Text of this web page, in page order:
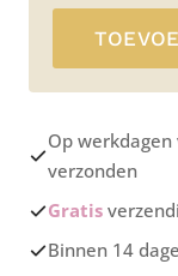
Op
verzonden
Gratis
Binnen 14